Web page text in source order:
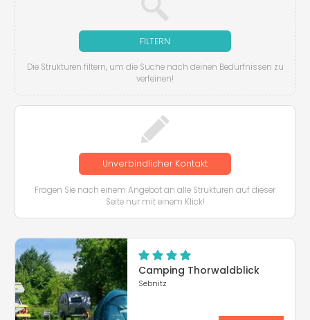
FILTERN
Die Strukturen filtern, um die Suche nach deinen Bedürfnissen zu
verfeinen!
Unverbindlicher Kontakt
Fragen Sie nach einem Angebot an alle Strukturen auf dieser
Seite nur mit einem Klick!
Camping Thorwaldblick
Sebnitz